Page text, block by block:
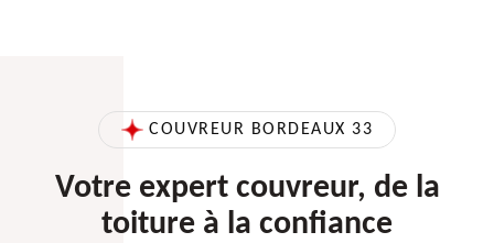
COUVREUR BORDEAUX 33
Votre expert couvreur, de la
toiture à la confiance